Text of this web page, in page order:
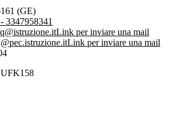
(GE)
3347958341
Link per inviare una mail
Link per inviare una mail